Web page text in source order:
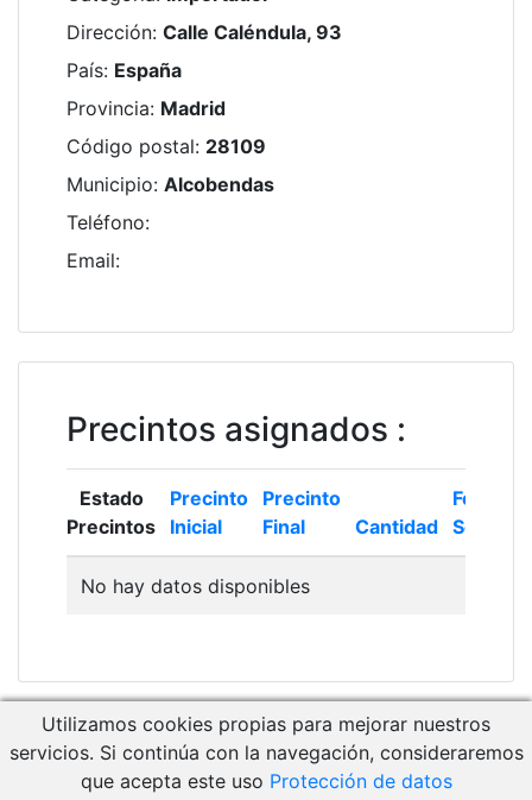
Dirección: Calle Caléndula, 93
País: España
Provincia: Madrid
Código postal: 28109
Municipio: Alcobendas
Teléfono:
Email:
Precintos asignados :
Estado
Precintos
Precinto
Inicial
Precinto
Final
Cantidad
Fecha
Solicitud
No hay datos disponibles
Descargar Manual de Usuario
Acceso a RCM Gestión
Utilizamos cookies propias para mejorar nuestros
servicios. Si continúa con la navegación, consideraremos
que acepta este uso Protección de datos